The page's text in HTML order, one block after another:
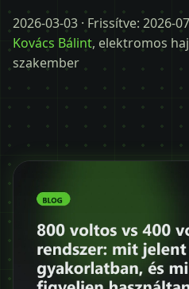
2026-03-03 · Frissítve: 2026-
Kovács Bálint, elektromos
szakember